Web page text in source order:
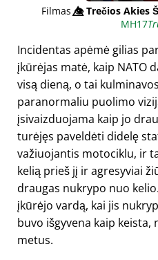
Filmas👁️⃤Trečios Akies
MH17
Incidentas apėmė gilias
įkūrėjas matė, kaip NATO
visą dieną, o tai
paranormaliu puolimo
įsivaizduojama kaip jo
turėjęs paveldėti didelę
važiuojantis motociklu, ir
kelią prieš jį ir agresyviai
draugas nukrypo nuo
įkūrėjo vardą, kai jis
buvo išgyvena kaip keista,
metus.